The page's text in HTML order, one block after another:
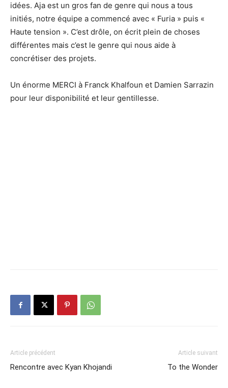
idées. Aja est un gros fan de genre qui nous a tous
initiés, notre équipe a commencé avec « Furia » puis «
Haute tension ». C’est drôle, on écrit plein de choses
différentes mais c’est le genre qui nous aide à
concrétiser des projets.
Un énorme MERCI à Franck Khalfoun et Damien Sarrazin
pour leur disponibilité et leur gentillesse.
Article précédent
Rencontre avec Kyan Khojandi
Article suivant
To the Wonder